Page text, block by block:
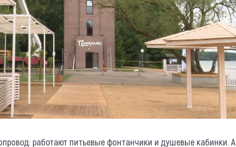
работают питьевые фонтанчики и душевые кабинки. А